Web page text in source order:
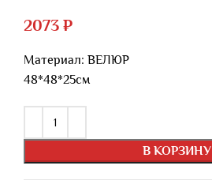
2073 ₽
Материал: ВЕЛЮР
48*48*25см
В КОРЗИНУ